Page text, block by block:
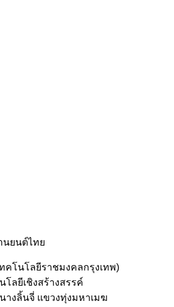
นยนต์ไทย
คโนโลยีราชมงคลกรุงเทพ)
ลยีเชิงสร้างสรรค์
างลิ้นจี่ แขวงทุ่งมหาเมฆ